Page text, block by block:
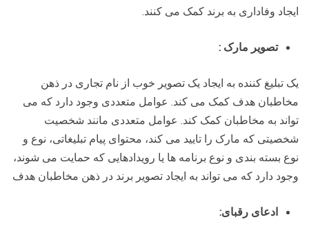
ایجاد وفاداری به برند کمک می کنند.
تصویر مارک :
یک تبلیغ کننده به ایجاد یک تصویر خوب از نام تجاری در ذهن
مخاطبان هدف کمک می کند. عوامل متعددی وجود دارد که می
تواند به مخاطبان کمک کند. عوامل متعددی مانند شخصیت
شخصیتی که مارک را تایید می کند، محتوای پیام تبلیغاتی، نوع و
نوع بسته بندی و نوع برنامه ها یا رویدادهایی که حمایت می شوند،
وجود دارد که می تواند به ایجاد تصویر برند در ذهن مخاطبان هدف
ادعای رقبای: